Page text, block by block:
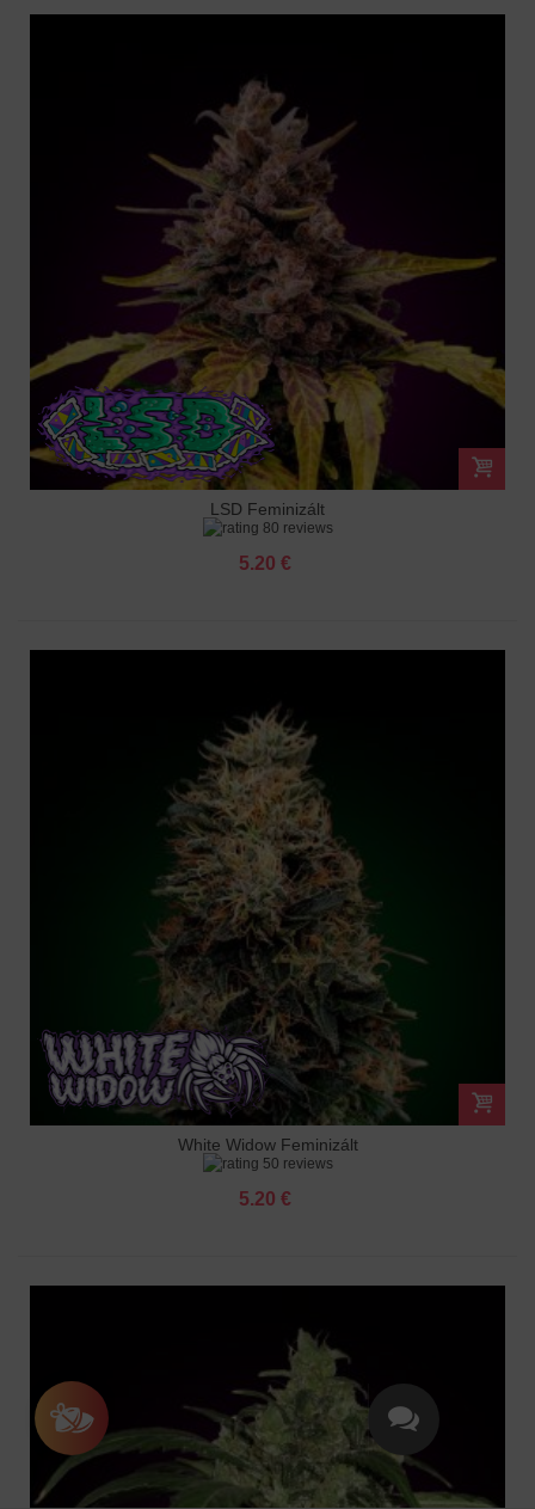
LSD Feminizált
80 reviews
5.20 €
White Widow Feminizált
50 reviews
5.20 €